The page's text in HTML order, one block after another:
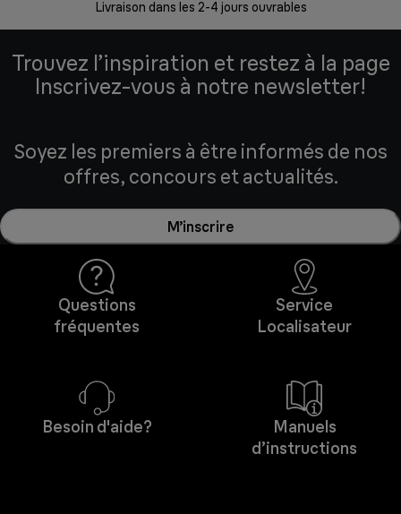
Livraison dans les 2-4 jours ouvrables
Trouvez l’inspiration et restez à la page
Inscrivez-vous à notre newsletter!
Soyez les premiers à être informés de nos
offres, concours et actualités.
M’inscrire
Questions
fréquentes
Service
Localisateur
Besoin d'aide?
Manuels
d’instructions